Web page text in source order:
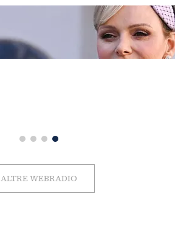
ALTRE WEBRADIO